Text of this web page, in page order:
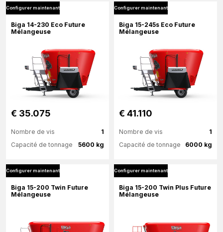
Plus d'information Plus d'information
Configurer maintenant
Biga 14-230 Eco Future
Mélangeuse
€ 35.075
1
Nombre de vis
5600 kg
Capacité de tonnage
Plus d'information
Configurer maintenant
Biga 15-245s Eco Future
Mélangeuse
€ 41.110
1
Nombre de vis
6000 kg
Capacité de tonnage
Plus d'information
Configurer maintenant
Biga 15-200 Twin Future
Mélangeuse
Configurer maintenant
Biga 15-200 Twin Plus Future
Mélangeuse